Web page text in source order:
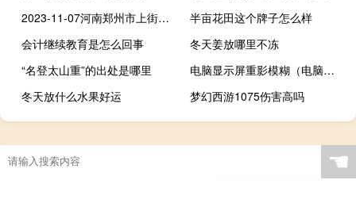
2023-11-07河南郑州市上街区(白灵菇)的报价是多少
半亩花田这个牌子怎么样
会计继续教育是怎么回事
冬天姜放哪里不冻
“名登太山重”的出处是哪里
电脑显示屏重影模糊（电脑屏幕模糊有重影怎么调）
冬天放什么水果好运
梦幻西游1075伤害高吗
☚